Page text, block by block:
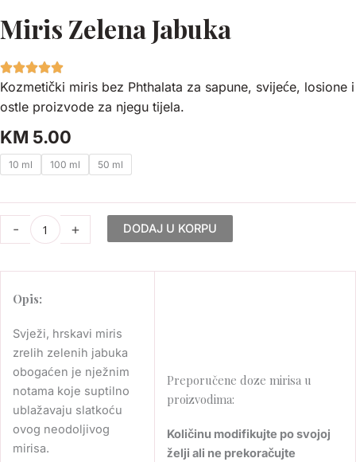
Miris Zelena Jabuka
Kozmetički miris bez Phthalata za sapune, svijeće, losione i
ostle proizvode za njegu tijela.
KM 5.00
10 ml 100 ml 50 ml
-
Miris
Zelena
količina
+ DODAJ U KORPU
Opis:
Svježi, hrskavi miris
zrelih zelenih jabuka
obogaćen je nježnim
notama koje suptilno
ublažavaju slatkoću
ovog neodoljivog
mirisa.
Preporučene doze mirisa u
proizvodima:
Količinu modifikujte po svojoj
želji ali ne prekoračujte